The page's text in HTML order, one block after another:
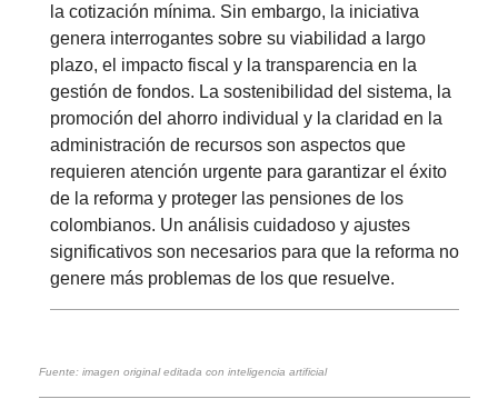
la cotización mínima. Sin embargo, la iniciativa
genera interrogantes sobre su viabilidad a largo
plazo, el impacto fiscal y la transparencia en la
gestión de fondos. La sostenibilidad del sistema, la
promoción del ahorro individual y la claridad en la
administración de recursos son aspectos que
requieren atención urgente para garantizar el éxito
de la reforma y proteger las pensiones de los
colombianos. Un análisis cuidadoso y ajustes
significativos son necesarios para que la reforma no
genere más problemas de los que resuelve.
Fuente: imagen original editada con inteligencia artificial